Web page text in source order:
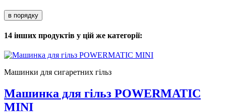
в порядку
14 інших продуктів у цій же категорії:
Машинки для сигаретних гільз
Машинка для гільз POWERMATIC
MINI